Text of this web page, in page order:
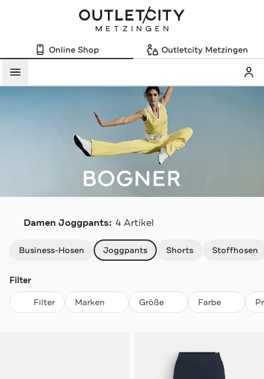
Online Shop Outletcity Metzingen
Menü
Damen Joggpants: 4 Artikel
Business-Hosen Joggpants Shorts Stoffhosen
Filter
Filter Marken Größe Farbe